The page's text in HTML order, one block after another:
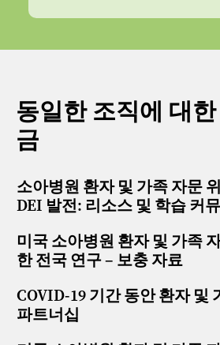
동일한 조직에 대
금
소아병원 환자 및 가족 자문
DEI 발전: 리소스 및 학습 커
미국 소아병원 환자 및 가족
한 전국 연구 – 보충 자료
COVID-19 기간 동안 환자 및
파트너십